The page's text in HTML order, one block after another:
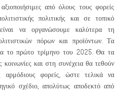
από όλους τους φορείς
πολιτικής και σε τοπικό
να οργανώσουμε καλύτερα τη
πόρων και προϊόντων. Τα
το πρώτο τρίμηνο του 2025. Θα τα
κοινωνίες και στη συνέχεια θα τεθούν
φορείς, ώστε τελικά να
σχέδιο, απολύτως αποδεκτό από